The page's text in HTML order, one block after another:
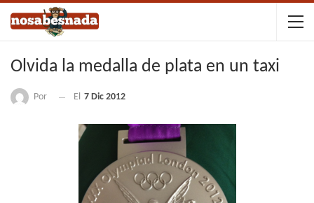
Olvida la medalla de plata en un taxi
Por El 7 Dic 2012